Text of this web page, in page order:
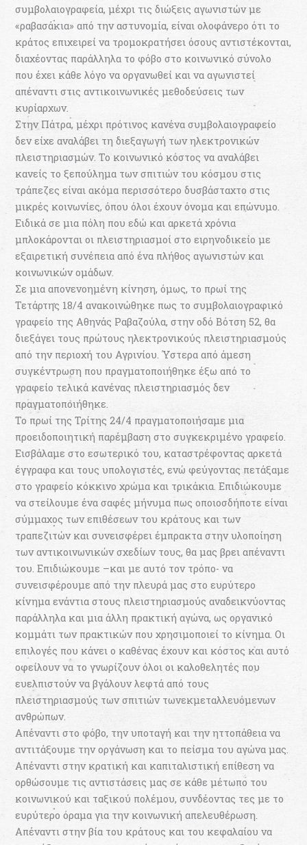
συμβολαιογραφεία, μέχρι τις διώξεις αγωνιστών με
«ραβασάκια» από την αστυνομία, είναι ολοφάνερο ότι το
κράτος επιχειρεί να τρομοκρατήσει όσους αντιστέκονται,
διαχέοντας παράλληλα το φόβο στο κοινωνικό σύνολο
που έχει κάθε λόγο να οργανωθεί και να αγωνιστεί
απέναντι στις αντικοινωνικές μεθοδεύσεις των
κυρίαρχων.
Στην Πάτρα, μέχρι πρότινος κανένα συμβολαιογραφείο
δεν είχε αναλάβει τη διεξαγωγή των ηλεκτρονικών
πλειστηριασμών. Το κοινωνικό κόστος να αναλάβει
κανείς το ξεπούλημα των σπιτιών του κόσμου στις
τράπεζες είναι ακόμα περισσότερο δυσβάσταχτο στις
μικρές κοινωνίες, όπου όλοι έχουν όνομα και επώνυμο.
Ειδικά σε μια πόλη που εδώ και αρκετά χρόνια
μπλοκάρονται οι πλειστηριασμοί στο ειρηνοδικείο με
εξαιρετική συνέπεια από ένα πλήθος αγωνιστών και
κοινωνικών ομάδων.
Σε μια απονενοημένη κίνηση, όμως, το πρωί της
Τετάρτης 18/4 ανακοινώθηκε πως το συμβολαιογραφικό
γραφείο της Αθηνάς Ραβαζούλα, στην οδό Βότση 52, θα
διεξάγει τους πρώτους ηλεκτρονικούς πλειστηριασμούς
από την περιοχή του Αγρινίου. Ύστερα από άμεση
συγκέντρωση που πραγματοποιήθηκε έξω από το
γραφείο τελικά κανένας πλειστηριασμός δεν
πραγματοποιήθηκε.
Το πρωί της Τρίτης 24/4 πραγματοποιήσαμε μια
προειδοποιητική παρέμβαση στο συγκεκριμένο γραφείο.
Εισβάλαμε στο εσωτερικό του, καταστρέφοντας αρκετά
έγγραφα και τους υπολογιστές, ενώ φεύγοντας πετάξαμε
στο γραφείο κόκκινο χρώμα και τρικάκια. Επιδιώκουμε
να στείλουμε ένα σαφές μήνυμα πως οποιοσδήποτε είναι
σύμμαχος των επιθέσεων του κράτους και των
τραπεζιτών και συνεισφέρει έμπρακτα στην υλοποίηση
των αντικοινωνικών σχεδίων τους, θα μας βρει απέναντι
του. Επιδιώκουμε –και με αυτό τον τρόπο- να
συνεισφέρουμε από την πλευρά μας στο ευρύτερο
κίνημα ενάντια στους πλειστηριασμούς αναδεικνύοντας
παράλληλα και μια άλλη πρακτική αγώνα, ως οργανικό
κομμάτι των πρακτικών που χρησιμοποιεί το κίνημα. Οι
επιλογές που κάνει ο καθένας έχουν και κόστος και αυτό
οφείλουν να το γνωρίζουν όλοι οι καλοθελητές που
ευελπιστούν να βγάλουν λεφτά από τους
πλειστηριασμούς των σπιτιών τωνεκμεταλλευόμενων
ανθρώπων.
Απέναντι στο φόβο, την υποταγή και την ηττοπάθεια να
αντιτάξουμε την οργάνωση και το πείσμα του αγώνα μας.
Απέναντι στην κρατική και καπιταλιστική επίθεση να
ορθώσουμε τις αντιστάσεις μας σε κάθε μέτωπο του
κοινωνικού και ταξικού πολέμου, συνδέοντας τες με το
ευρύτερο όραμα για την κοινωνική απελευθέρωση.
Απέναντι στην βία του κράτους και του κεφαλαίου να